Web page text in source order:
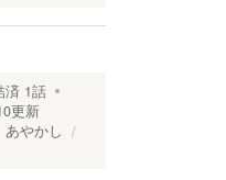
済 1話
更新
あやかし